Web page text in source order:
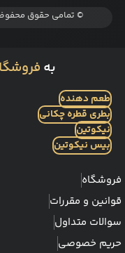
© تمامی حقوق
به
طعم دهنده
بطری قطره چکانی
نیکوتین
بیس نیکوتین
فروشگاه
قوانین و مقررات
سوالات متداول
حریم خصوصی